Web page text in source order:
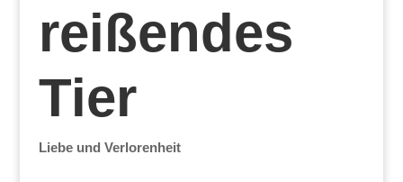
reißendes
Tier
Liebe und Verlorenheit